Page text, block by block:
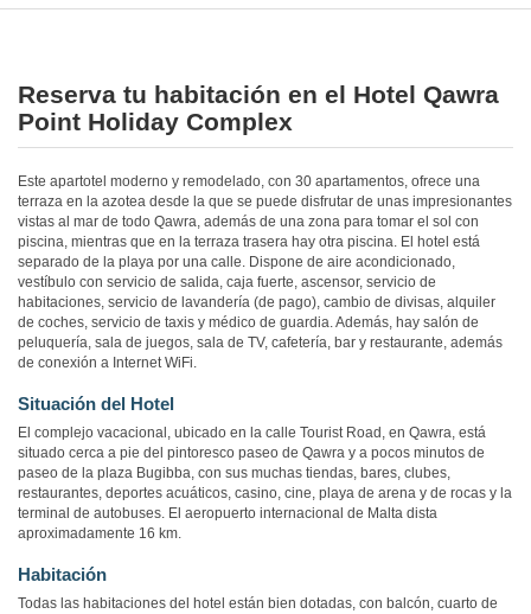
Reserva tu habitación en el Hotel Qawra
Point Holiday Complex
Este apartotel moderno y remodelado, con 30 apartamentos, ofrece una
terraza en la azotea desde la que se puede disfrutar de unas impresionantes
vistas al mar de todo Qawra, además de una zona para tomar el sol con
piscina, mientras que en la terraza trasera hay otra piscina. El hotel está
separado de la playa por una calle. Dispone de aire acondicionado,
vestíbulo con servicio de salida, caja fuerte, ascensor, servicio de
habitaciones, servicio de lavandería (de pago), cambio de divisas, alquiler
de coches, servicio de taxis y médico de guardia. Además, hay salón de
peluquería, sala de juegos, sala de TV, cafetería, bar y restaurante, además
de conexión a Internet WiFi.
Situación del Hotel
El complejo vacacional, ubicado en la calle Tourist Road, en Qawra, está
situado cerca a pie del pintoresco paseo de Qawra y a pocos minutos de
paseo de la plaza Bugibba, con sus muchas tiendas, bares, clubes,
restaurantes, deportes acuáticos, casino, cine, playa de arena y de rocas y la
terminal de autobuses. El aeropuerto internacional de Malta dista
aproximadamente 16 km.
Habitación
Todas las habitaciones del hotel están bien dotadas, con balcón, cuarto de